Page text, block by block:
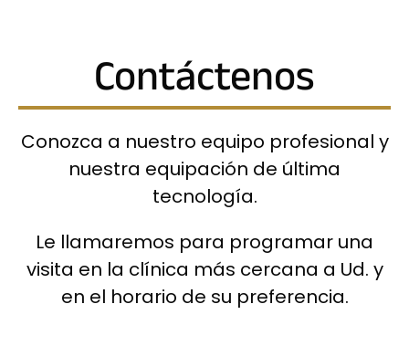
Contáctenos
Conozca a nuestro equipo profesional y
nuestra equipación de última
tecnología.
Le llamaremos para programar una
visita en la clínica más cercana a Ud. y
en el horario de su preferencia.